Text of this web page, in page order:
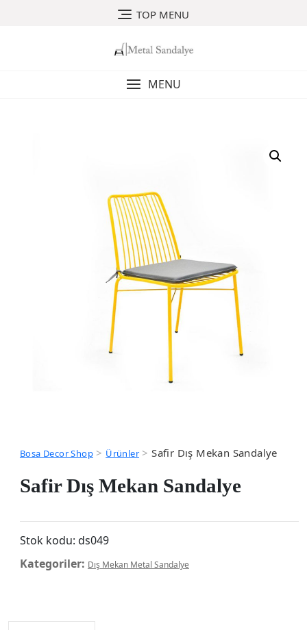
TOP MENU
MENU
Bosa Decor Shop> Ürünler>Safir Dış Mekan Sandalye
Safir Dış Mekan Sandalye
Stok kodu: ds049
Kategoriler: Dış Mekan Metal Sandalye